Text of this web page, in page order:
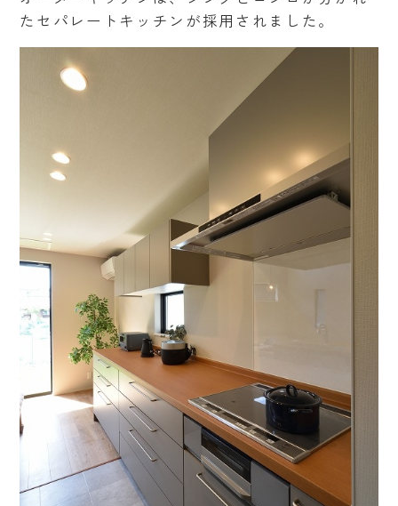
たセパレートキッチンが採用されました。